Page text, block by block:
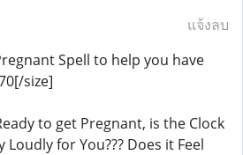
แจ้งลบ
Spell to help you have
size]
to get Pregnant, is the Clock
for You??? Does it Feel